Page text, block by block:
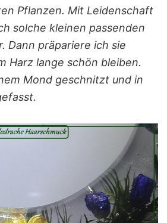
Pflanzen. Mit Leidenschaft
solche kleinen passenden
Dann präpariere ich sie
Harz lange schön bleiben.
Mond geschnitzt und in